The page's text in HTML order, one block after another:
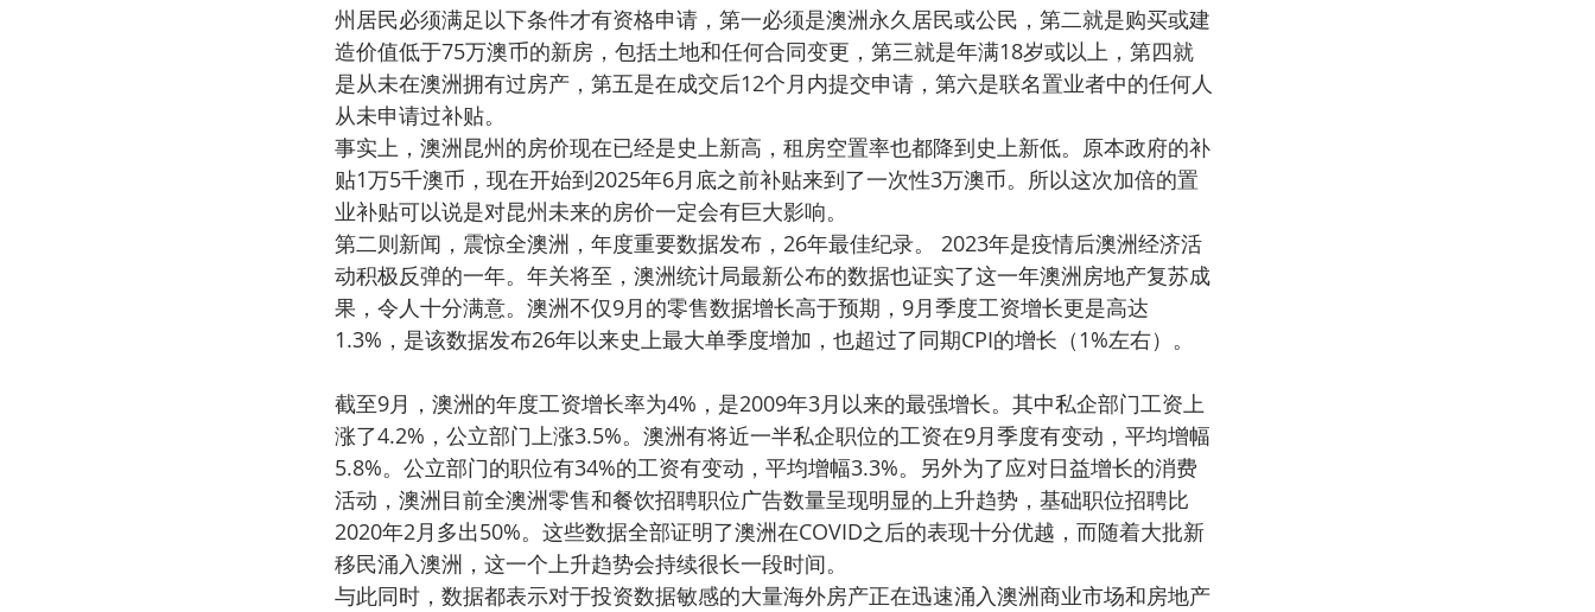
州居民必须满足以下条件才有资格申请，第一必须是澳洲永久居民或公民，第二就是购买或建
造价值低于75万澳币的新房，包括土地和任何合同变更，第三就是年满18岁或以上，第四就
是从未在澳洲拥有过房产，第五是在成交后12个月内提交申请，第六是联名置业者中的任何人
从未申请过补贴。
事实上，澳洲昆州的房价现在已经是史上新高，租房空置率也都降到史上新低。原本政府的补
贴1万5千澳币，现在开始到2025年6月底之前补贴来到了一次性3万澳币。所以这次加倍的置
业补贴可以说是对昆州未来的房价一定会有巨大影响。
第二则新闻，震惊全澳洲，年度重要数据发布，26年最佳纪录。 2023年是疫情后澳洲经济活
动积极反弹的一年。年关将至，澳洲统计局最新公布的数据也证实了这一年澳洲房地产复苏成
果，令人十分满意。澳洲不仅9月的零售数据增长高于预期，9月季度工资增长更是高达
1.3%，是该数据发布26年以来史上最大单季度增加，也超过了同期CPI的增长（1%左右）。
截至9月，澳洲的年度工资增长率为4%，是2009年3月以来的最强增长。其中私企部门工资上
涨了4.2%，公立部门上涨3.5%。澳洲有将近一半私企职位的工资在9月季度有变动，平均增幅
5.8%。公立部门的职位有34%的工资有变动，平均增幅3.3%。另外为了应对日益增长的消费
活动，澳洲目前全澳洲零售和餐饮招聘职位广告数量呈现明显的上升趋势，基础职位招聘比
2020年2月多出50%。这些数据全部证明了澳洲在COVID之后的表现十分优越，而随着大批新
移民涌入澳洲，这一个上升趋势会持续很长一段时间。
与此同时，数据都表示对于投资数据敏感的大量海外房产正在迅速涌入澳洲商业市场和房地产